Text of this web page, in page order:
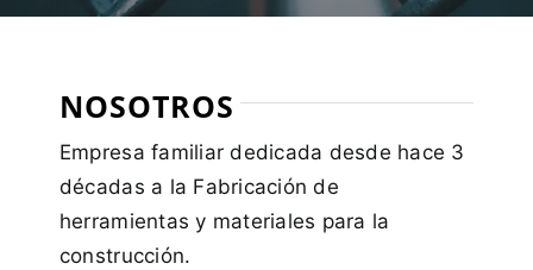
NOSOTROS
Empresa familiar dedicada desde hace 3
décadas a la Fabricación de
herramientas y materiales para la
construcción.